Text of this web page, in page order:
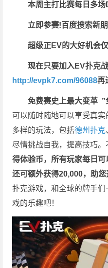
本周主打比赛每日多场
立即参赛!百度搜索新
超级正EV的大好机会
现在只要加入EV扑克战
http://evpk7.com/96088再
免费赛史上最大变革 ”
可以随时随地可以享受真
多样的玩法，包括德州扑克
尽情挑战自我，提高技巧。
得体验币，所有玩家每日
还可额外获得20,000，助
扑克游戏，和全球的牌手
戏的乐趣吧！